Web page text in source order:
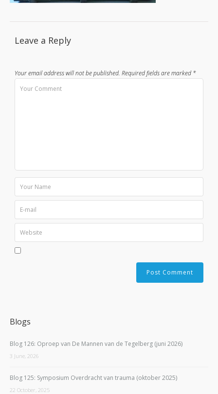
Leave a Reply
Your email address will not be published. Required fields are marked *
Blogs
Blog 126: Oproep van De Mannen van de Tegelberg (juni 2026)
3 June, 2026
Blog 125: Symposium Overdracht van trauma (oktober 2025)
22 October, 2025